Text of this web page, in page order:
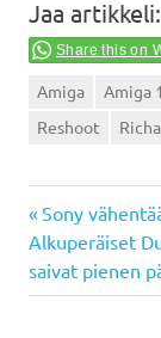
Jaa artikkeli:
Share this on
Amiga Amiga
Reshoot
selaus
Previous
Post:
Sony
Next
Post:
Alkuperäiset
saivat pienen